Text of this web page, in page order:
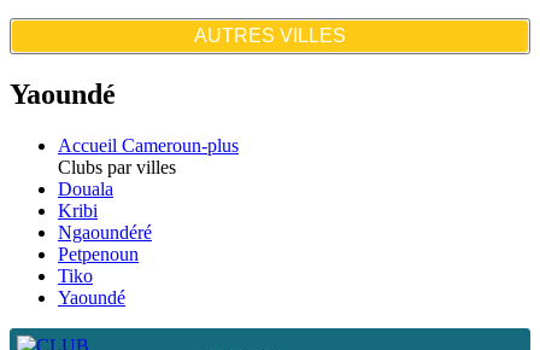
AUTRES VILLES
Yaoundé
Accueil Cameroun-plus
Clubs par villes
Douala
Kribi
Ngaoundéré
Petpenoun
Tiko
Yaoundé